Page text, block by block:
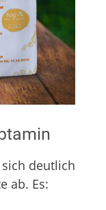
deutlich
ab. Es: